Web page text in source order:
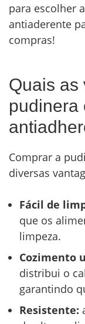
para escolher
antiaderente
compras!
Quais as
pudinera
Comprar a
diversas
Fácil de
que os
limpeza.
Cozimento
distribui o
garantindo
Resistente: